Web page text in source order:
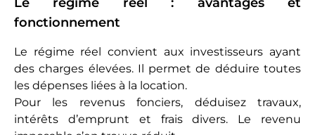
fonctionnement
Le régime réel convient aux investisseurs ayant
des charges élevées. Il permet de déduire toutes
les dépenses liées à la location.
Pour les revenus fonciers, déduisez travaux,
intérêts d’emprunt et frais divers. Le revenu